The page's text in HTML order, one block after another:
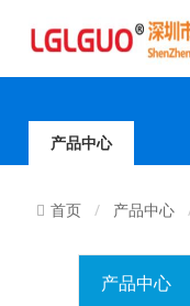
产品中心
首页 产品中心
产品中心